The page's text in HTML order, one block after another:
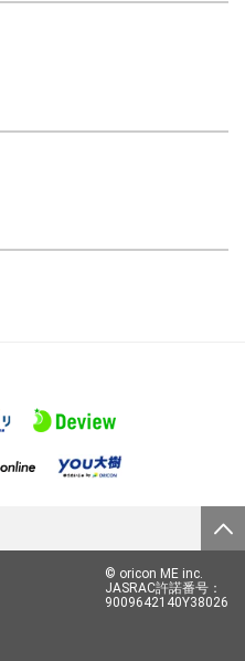
© oricon ME inc.
JASRAC許諾番号：
9009642140Y38026